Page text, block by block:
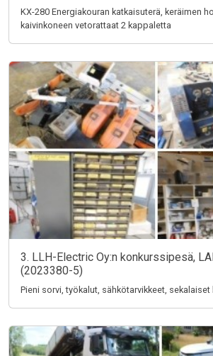
KX-280 Energiakouran katkaisuterä, keräimen
kaivinkoneen vetorattaat 2 kappaletta
3. LLH-Electric Oy:n konkurssipesä,
(2023380-5)
Pieni sorvi, työkalut, sähkötarvikkeet,